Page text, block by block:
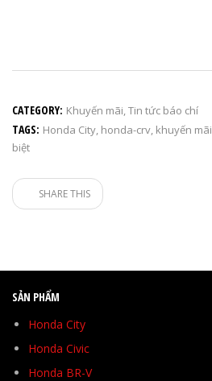
CATEGORY: Khuyến mãi,Tin tức báo chí
TAGS: Honda City, honda-crv, khuyến mãi
biệt
SHARE THIS
SẢN PHẨM
Honda City
Honda Civic
Honda BR-V